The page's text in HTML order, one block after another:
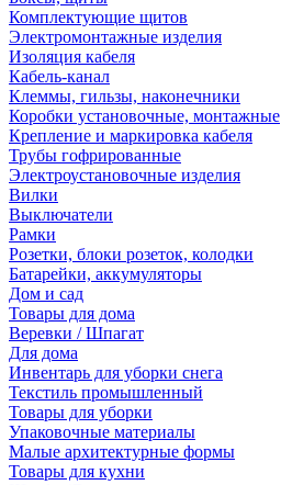
Комплектующие щитов
Электромонтажные изделия
Изоляция кабеля
Кабель-канал
Клеммы, гильзы, наконечники
Коробки установочные, монтажные
Крепление и маркировка кабеля
Трубы гофрированные
Электроустановочные изделия
Вилки
Выключатели
Рамки
Розетки, блоки розеток, колодки
Батарейки, аккумуляторы
Дом и сад
Товары для дома
Веревки / Шпагат
Для дома
Инвентарь для уборки снега
Текстиль промышленный
Товары для уборки
Упаковочные материалы
Малые архитектурные формы
Товары для кухни